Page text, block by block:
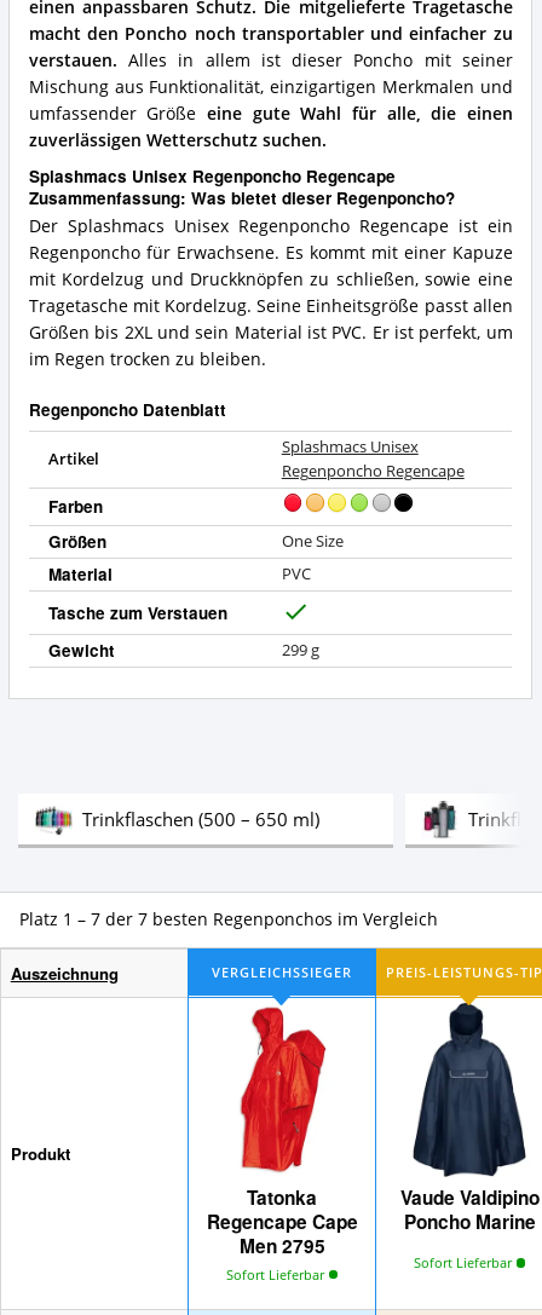
Trinkflaschen (500 – 650 ml)Test
Platz 1 – 7 der 7 besten Regenponchos im Vergleich
Auszeichnung
Produkt
Tatonka
Regencape Cape
Men 2795
Sofort Lieferbar
Vaude Valdipino
Poncho Marine
Sofort Lieferbar
einen anpassbaren Schutz. Die mitgelieferte Tragetasche
macht den Poncho noch transportabler und einfacher zu
verstauen. Alles in allem ist dieser Poncho mit seiner
Mischung aus Funktionalität, einzigartigen Merkmalen und
umfassender Größeeine gute Wahl für alle, die einen
zuverlässigen Wetterschutz suchen.
Splashmacs Unisex Regenponcho Regencape
Zusammenfassung: Was bietet dieser Regenponcho?
Der Splashmacs Unisex Regenponcho Regencape ist ein
Regenponcho für Erwachsene. Es kommt mit einer Kapuze
mit Kordelzug und Druckknöpfen zu schließen, sowie eine
Tragetasche mit Kordelzug. Seine Einheitsgröße passt allen
Größen bis 2XL und sein Material ist PVC. Er ist perfekt, um
im Regen trocken zu bleiben.
Regenponcho Datenblatt
Artikel
Splashmacs Unisex
Regenponcho Regencape
Farben
Größen
One Size
Material PVC
Tasche zum Verstauen
a
Gewicht 299 g